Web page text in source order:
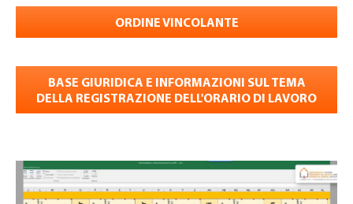
ORDINE VINCOLANTE
BASE GIURIDICA E INFORMAZIONI SUL TEMA
DELLA REGISTRAZIONE DELL'ORARIO DI LAVORO